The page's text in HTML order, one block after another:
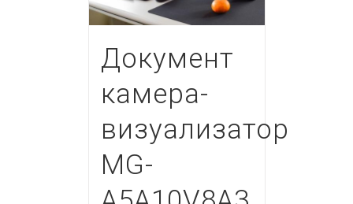
Документ
камера-
визуализатор
MG-